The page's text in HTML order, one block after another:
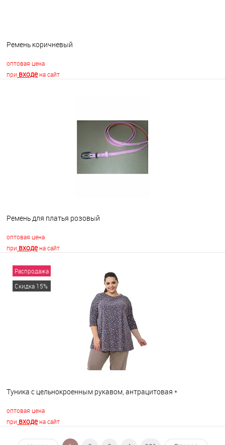
Ремень коричневый
оптовая цена
при входена сайт
Недоступно
Ремень для платья розовый
оптовая цена
при входена сайт
В корзину
Распродажа
Скидка 15%
Туника с цельнокроенным рукавом, антрацитовая *
оптовая цена
при входена сайт